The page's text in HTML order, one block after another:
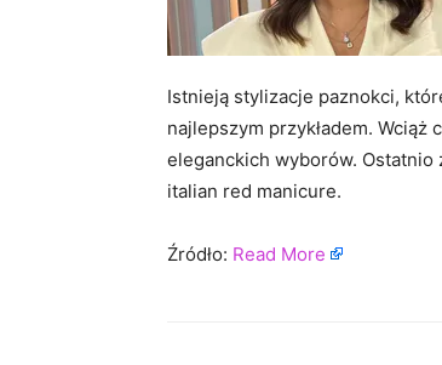
Istnieją stylizacje paznokci,
najlepszym przykładem.
eleganckich wyborów. Ostatnio
italian red manicure.
Źródło: Read More